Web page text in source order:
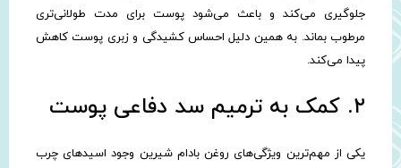
جلوگیری می‌کند و باعث می‌شود پوست برای مدت طولانی‌تری
مرطوب بماند. به همین دلیل احساس کشیدگی و زبری پوست کاهش
پیدا می‌کند.
۲. کمک به ترمیم سد دفاعی پوست
یکی از مهم‌ترین ویژگی‌های روغن بادام شیرین وجود اسیدهای چرب